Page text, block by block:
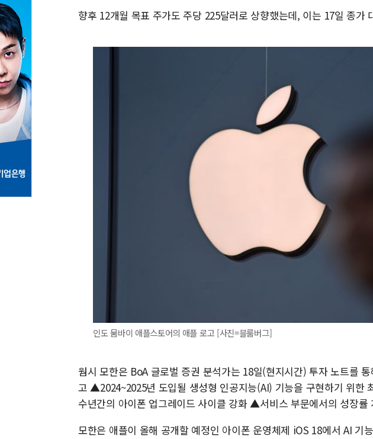
향후 12개월 목표 주가도 주당 225달러로 상향했는데, 이는 17일 종가
인도 뭄바이 애플스토어의 애플 로고 [사진=블룸버그]
웜시 모한은 BoA 글로벌 증권 분석가는 18일(현지시간) 투자 노트를
고 ▲2024~2025년 도입될 생성형 인공지능(AI) 기능을 구현하기 위한
수년간의 아이폰 업그레이드 사이클 강화 ▲서비스 부문에서의 성장률
모한은 애플이 올해 공개할 예정인 아이폰 운영체제 iOS 18에서 AI 기